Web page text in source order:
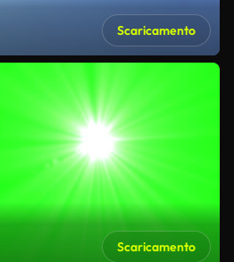
Scaricamento
Scaricamento